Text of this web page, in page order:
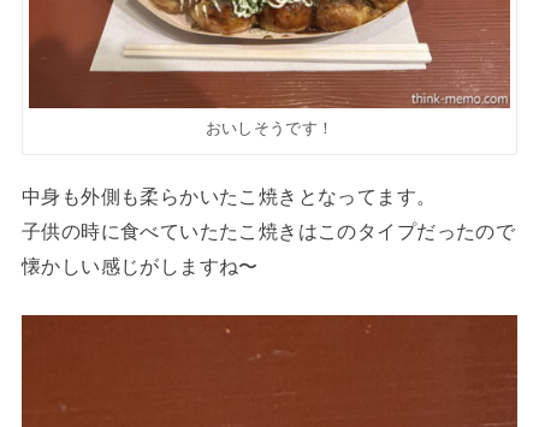
おいしそうです！
中身も外側も柔らかいたこ焼きとなってます。
子供の時に食べていたたこ焼きはこのタイプだったので
懐かしい感じがしますね〜